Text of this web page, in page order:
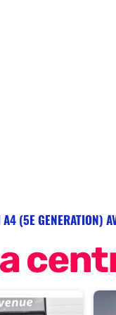
(5E GENERATION)